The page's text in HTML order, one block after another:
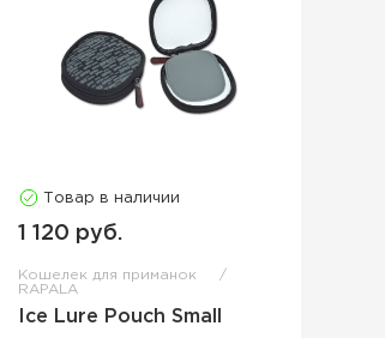
Товар в наличии
1 120 руб.
Кошелек для приманок
RAPALA
Ice Lure Pouch Small